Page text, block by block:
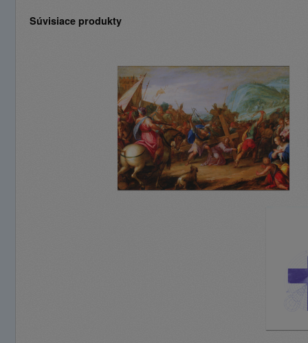
Súvisiace produkty